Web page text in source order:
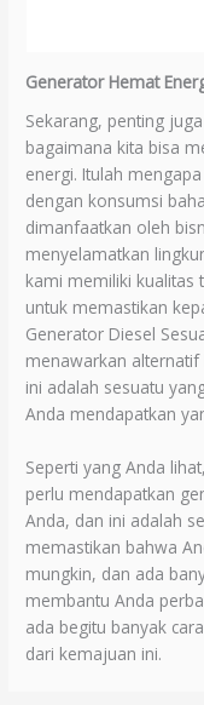
Generator Hemat
Sekarang, penting
bagaimana kita bisa
energi. Itulah
dengan konsumsi
dimanfaatkan oleh
menyelamatkan
kami memiliki kualitas
untuk memastikan
Generator Diesel
menawarkan
ini adalah sesuatu
Anda mendapatkan
Seperti yang Anda
perlu mendapatkan
Anda, dan ini adalah
memastikan bahwa
mungkin, dan ada
membantu Anda
ada begitu banyak
dari kemajuan ini.